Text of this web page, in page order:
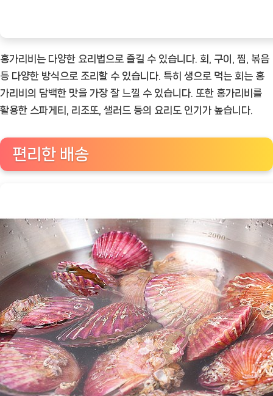
홍가리비는 다양한 요리법으로 즐길 수 있습니다. 회, 구이, 찜, 볶음
등 다양한 방식으로 조리할 수 있습니다. 특히 생으로 먹는 회는 홍
가리비의 담백한 맛을 가장 잘 느낄 수 있습니다. 또한 홍가리비를
활용한 스파게티, 리조또, 샐러드 등의 요리도 인기가 높습니다.
편리한 배송